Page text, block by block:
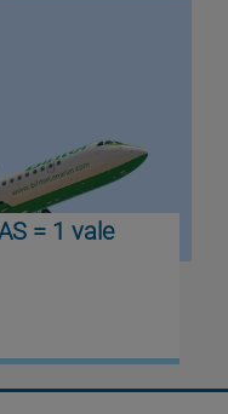
= 1 vale